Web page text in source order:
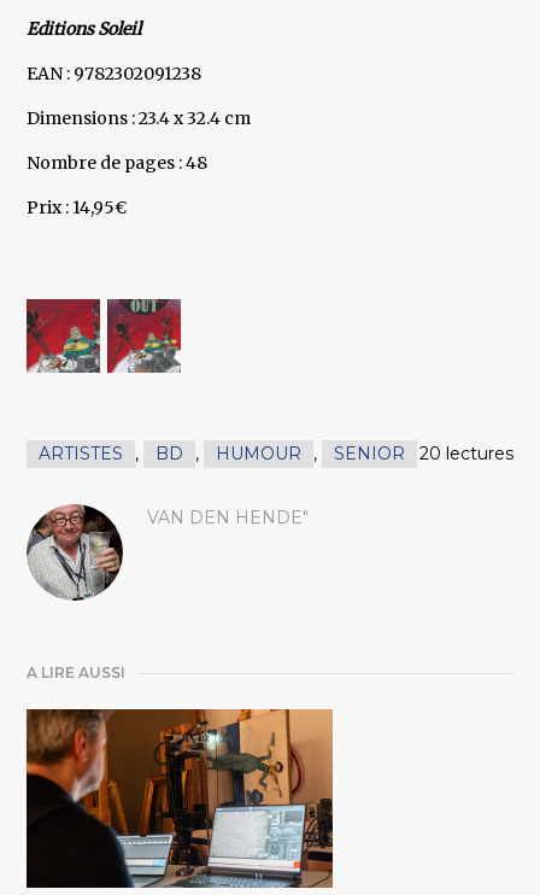
Editions Soleil
EAN : 9782302091238
Dimensions : 23.4 x 32.4 cm
Nombre de pages : 48
Prix : 14,95€
ARTISTES , BD , HUMOUR , SENIOR 20 lectures
VAN DEN HENDE"
A LIRE AUSSI